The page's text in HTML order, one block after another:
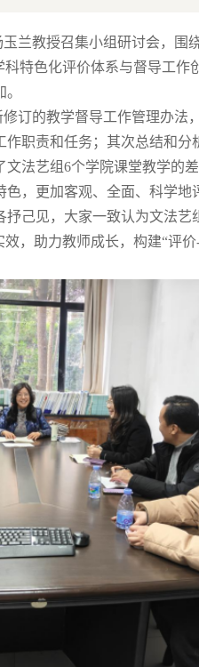
教授召集小组研讨会，围
特色化评价体系与督导工作
修订的教学督导工作管理办法
职责和任务；其次总结和分
法艺组6个学院课堂教学的
，更加客观、全面、科学
己见，大家一致认为文法
效，助力教师成长，构建“评